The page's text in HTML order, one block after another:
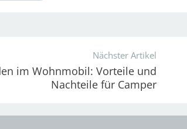
Nächster Artikel
im Wohnmobil: Vorteile und
Nachteile für Camper